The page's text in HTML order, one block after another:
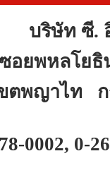
บริษัท ซี.
อยพหลโย
ตพญาไท ก
0002, 0-